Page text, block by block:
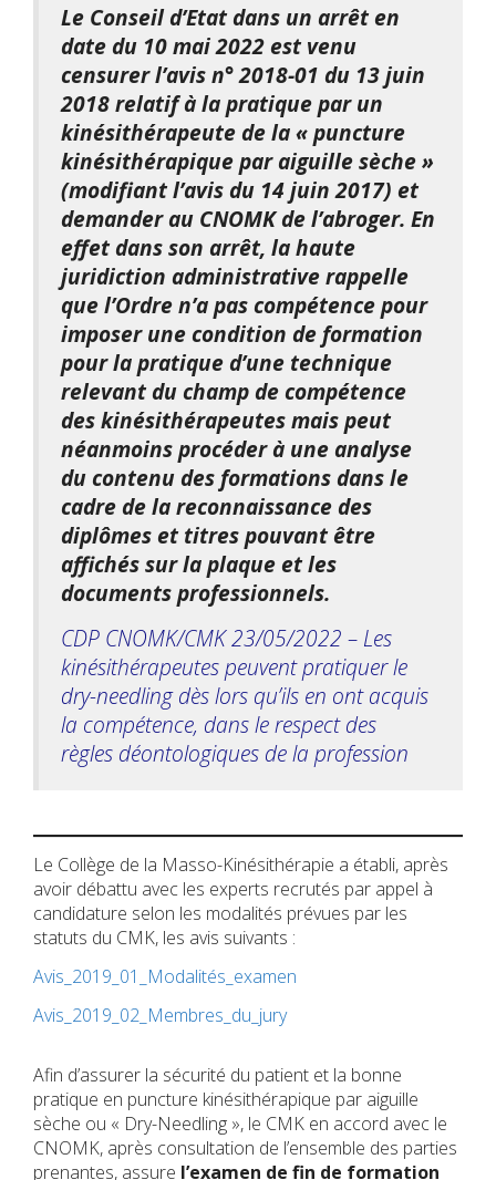
Le Conseil d’Etat dans un arrêt en
date du 10 mai 2022 est venu
censurer l’avis n° 2018-01 du 13 juin
2018 relatif à la pratique par un
kinésithérapeute de la « puncture
kinésithérapique par aiguille sèche »
(modifiant l’avis du 14 juin 2017) et
demander au CNOMKde l’abroger. En
effet dans son arrêt, la haute
juridiction administrative rappelle
que l’Ordre n’a pas compétence pour
imposer une condition de formation
pour la pratique d’une technique
relevant du champ de compétence
des kinésithérapeutes mais peut
néanmoins procéder à une analyse
du contenu des formations dans le
cadre de la reconnaissance des
diplômes et titres pouvant être
affichés sur la plaque et les
documents professionnels.
CDP CNOMK/CMK 23/05/2022 – Les
kinésithérapeutes peuvent pratiquer le
dry-needling dès lors qu’ils en ont acquis
la compétence, dans le respect des
règles déontologiques de la profession
Le Collège de la Masso-Kinésithérapie a établi, après
avoir débattu avec les experts recrutés par appel à
candidature selon les modalités prévues par les
statuts du CMK, les avis suivants :
Avis_2019_01_Modalités_examen
Avis_2019_02_Membres_du_jury
Afin d’assurer la sécurité du patient et la bonne
pratique en puncture kinésithérapique par aiguille
sèche ou « Dry-Needling », le CMK en accord avec le
CNOMK, après consultation de l’ensemble des parties
prenantes, assure l’examen de fin de formation